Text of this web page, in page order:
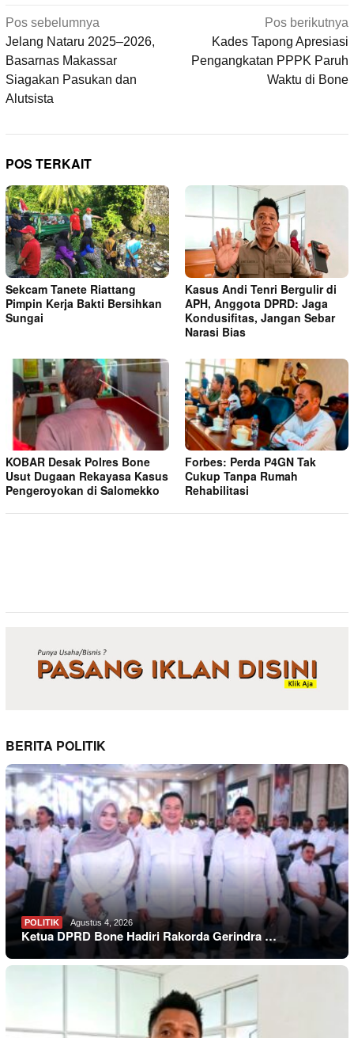
Navigasi
pos
Pos sebelumnya
Jelang Nataru 2025–2026,
Basarnas Makassar
Siagakan Pasukan dan
Alutsista
Pos berikutnya
Kades Tapong Apresiasi
Pengangkatan PPPK Paruh
Waktu di Bone
POS TERKAIT
Sekcam Tanete Riattang
Pimpin Kerja Bakti Bersihkan
Sungai
Kasus Andi Tenri Bergulir di
APH, Anggota DPRD: Jaga
Kondusifitas, Jangan Sebar
Narasi Bias
KOBAR Desak Polres Bone
Usut Dugaan Rekayasa Kasus
Pengeroyokan di Salomekko
Forbes: Perda P4GN Tak
Cukup Tanpa Rumah
Rehabilitasi
BERITA POLITIK
POLITIK Agustus 4, 2026
Ketua DPRD Bone Hadiri Rakorda Gerindra …